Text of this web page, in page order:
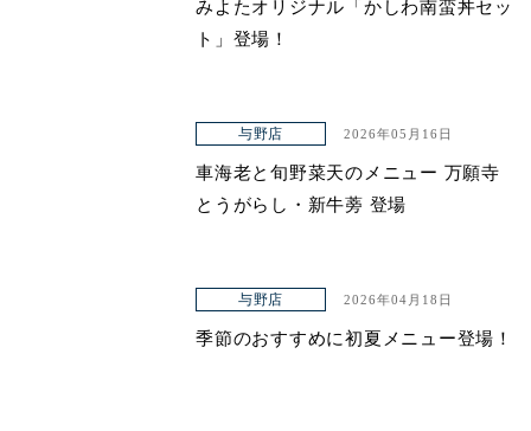
みよたオリジナル「かしわ南蛮丼セッ
ト」登場！
与野店 2026年05月16日
車海老と旬野菜天のメニュー 万願寺
とうがらし・新牛蒡 登場
与野店 2026年04月18日
季節のおすすめに初夏メニュー登場！